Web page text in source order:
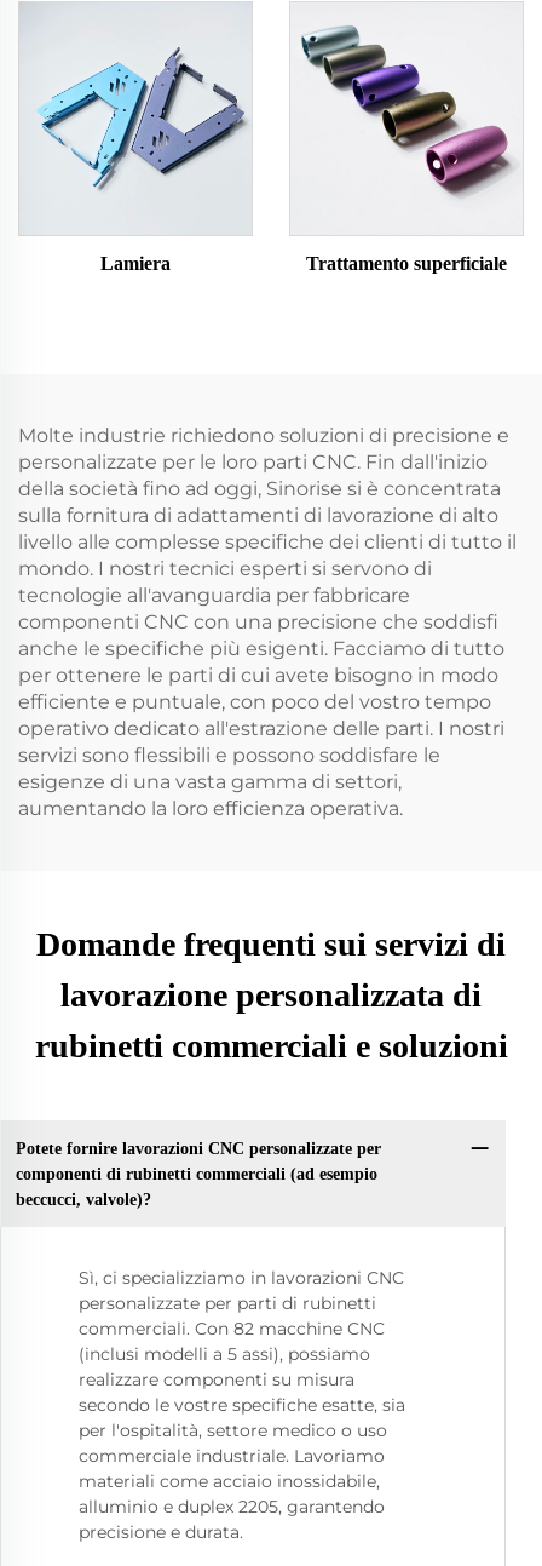
Lamiera Trattamento superficiale
Molte industrie richiedono soluzioni di precisione e
personalizzate per le loro parti CNC. Fin dall'inizio
della società fino ad oggi, Sinorise si è concentrata
sulla fornitura di adattamenti di lavorazione di alto
livello alle complesse specifiche dei clienti di tutto il
mondo. I nostri tecnici esperti si servono di
tecnologie all'avanguardia per fabbricare
componenti CNC con una precisione che soddisfi
anche le specifiche più esigenti. Facciamo di tutto
per ottenere le parti di cui avete bisogno in modo
efficiente e puntuale, con poco del vostro tempo
operativo dedicato all'estrazione delle parti. I nostri
servizi sono flessibili e possono soddisfare le
esigenze di una vasta gamma di settori,
aumentando la loro efficienza operativa.
Domande frequenti sui servizi di
lavorazione personalizzata di
rubinetti commerciali e soluzioni
Potete fornire lavorazioni CNC personalizzate per
componenti di rubinetti commerciali (ad esempio
beccucci, valvole)?
Sì, ci specializziamo in lavorazioni CNC
personalizzate per parti di rubinetti
commerciali. Con 82 macchine CNC
(inclusi modelli a 5 assi), possiamo
realizzare componenti su misura
secondo le vostre specifiche esatte, sia
per l'ospitalità, settore medico o uso
commerciale industriale. Lavoriamo
materiali come acciaio inossidabile,
alluminio e duplex 2205, garantendo
precisione e durata.